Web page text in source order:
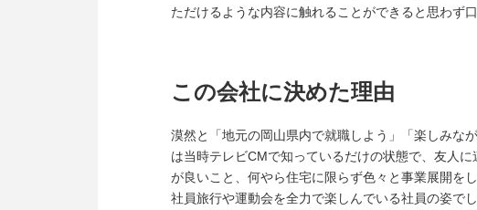
ただけるような内容に触れることができると思わず
この会社に決めた理由
漠然と「地元の岡山県内で就職しよう」「楽しみな
は当時テレビCMで知っているだけの状態で、友人
が良いこと、何やら住宅に限らず色々と事業展開を
社員旅行や運動会を全力で楽しんでいる社員の姿で